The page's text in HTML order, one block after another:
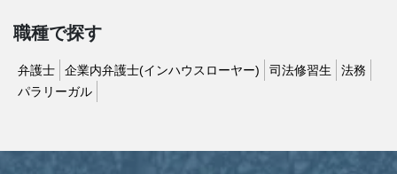
職種で探す
弁護士 企業内弁護士(インハウスローヤー) 司法修習生
法務
パラリーガル